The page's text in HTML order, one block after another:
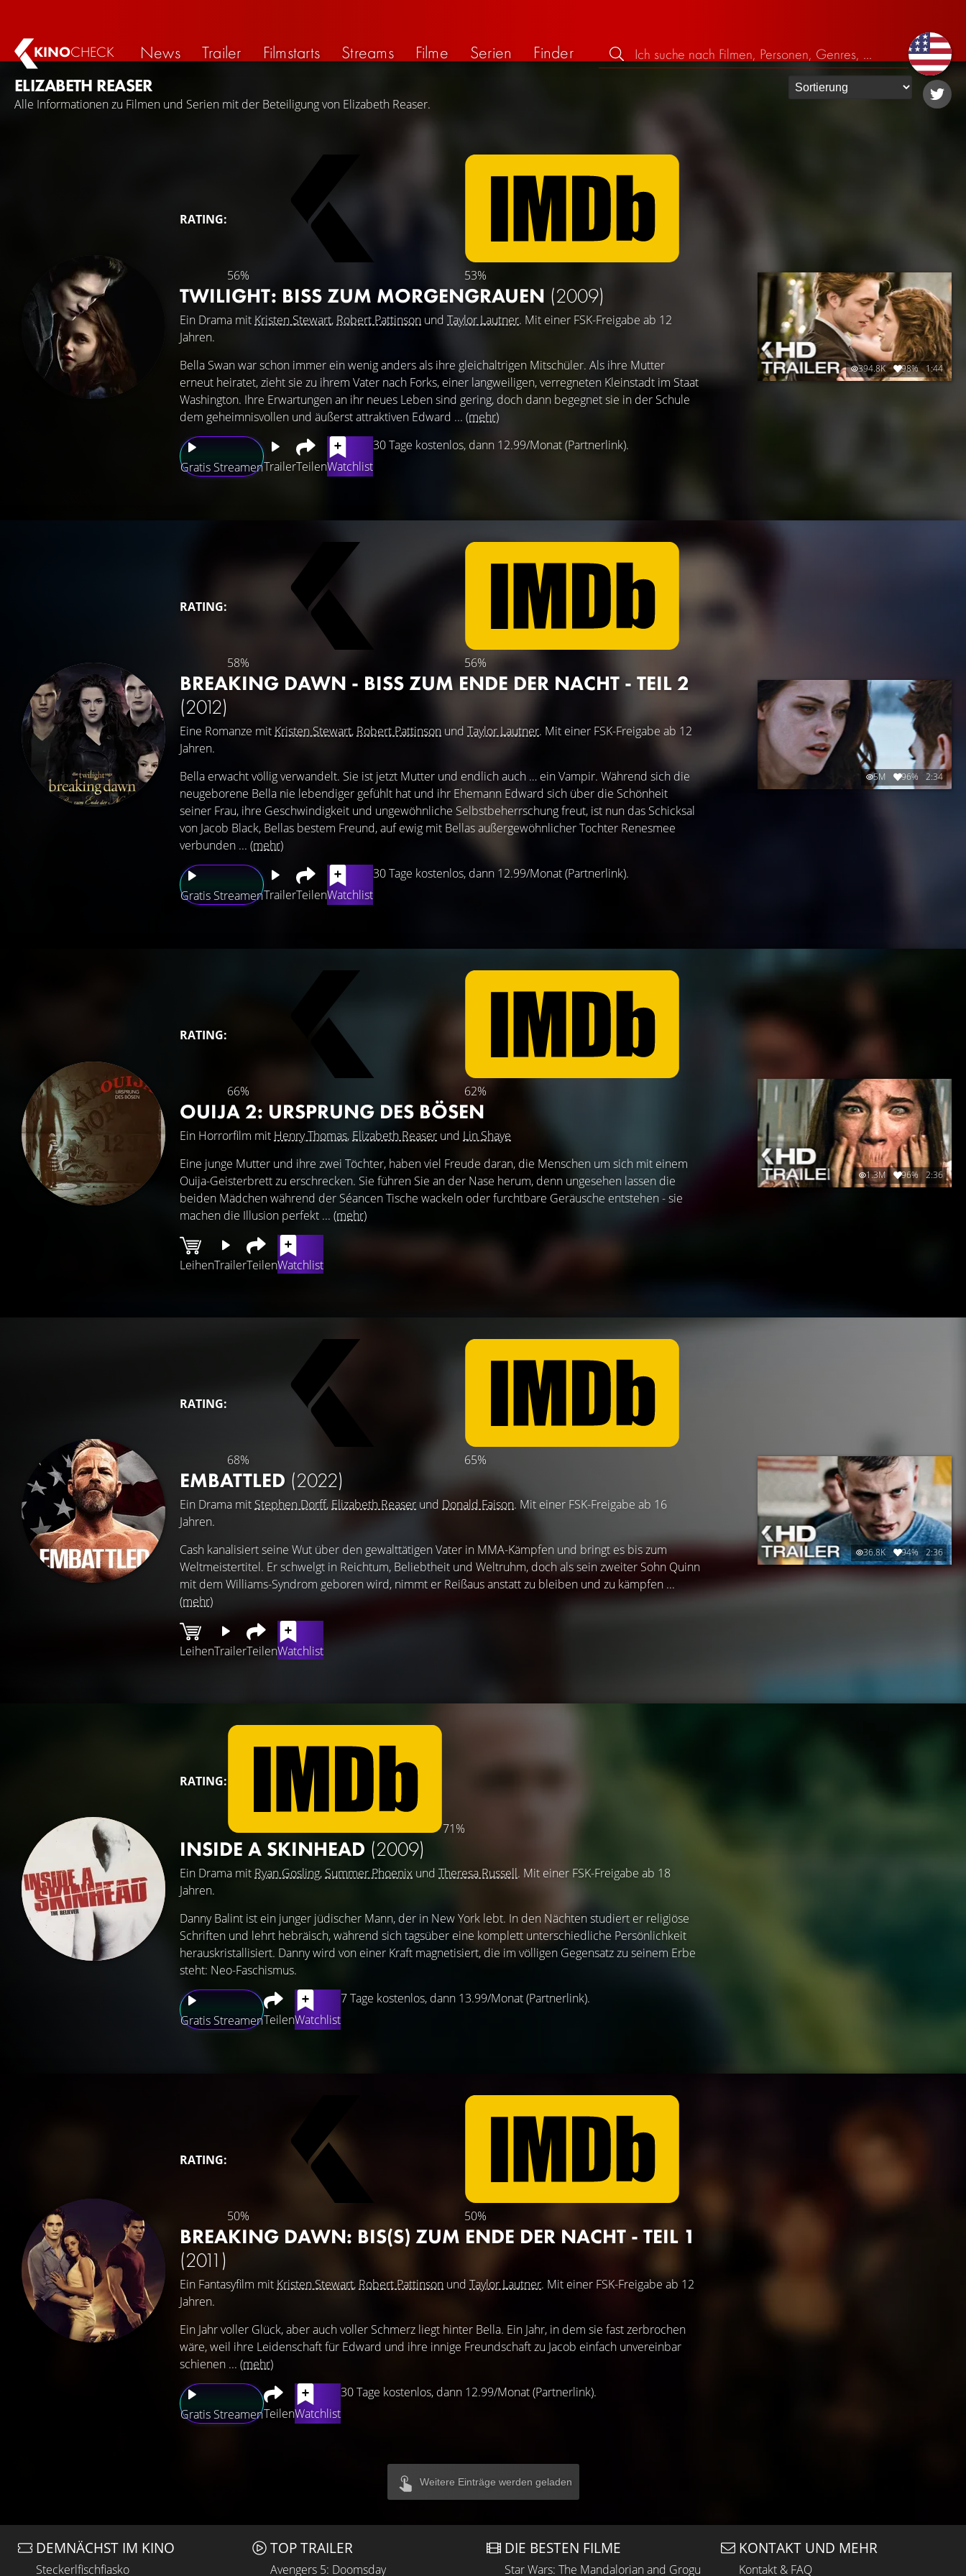
KINOCHECK News Trailer Filmstarts Streams Filme Serien
Finder
ELIZABETH REASER
Alle Informationen zu Filmen und Serien mit der Beteiligung von Elizabeth Reaser.
RATING:
56% 53%
TWILIGHT: BISS ZUM MORGENGRAUEN (2009)
Ein Drama mit Kristen Stewart, Robert Pattinson und Taylor Lautner. Mit einer FSK-Freigabe ab 12
Jahren.
Gratis StreamenTrailerTeilenWatchlist
30 Tage kostenlos, dann 12.99/Monat (Partnerlink).
Bella Swan war schon immer ein wenig anders als ihre gleichaltrigen Mitschüler. Als ihre Mutter
erneut heiratet, zieht sie zu ihrem Vater nach Forks, einer langweiligen, verregneten Kleinstadt im Staat
Washington. Ihre Erwartungen an ihr neues Leben sind gering, doch dann begegnet sie in der Schule
dem geheimnisvollen und äußerst attraktiven Edward ... (mehr)
394.8K 98% 1:44
RATING:
58% 56%
BREAKING DAWN - BISS ZUM ENDE DER NACHT - TEIL 2
(2012)
Eine Romanze mit Kristen Stewart, Robert Pattinson und Taylor Lautner. Mit einer FSK-Freigabe ab 12
Jahren.
Gratis StreamenTrailerTeilenWatchlist
30 Tage kostenlos, dann 12.99/Monat (Partnerlink).
Bella erwacht völlig verwandelt. Sie ist jetzt Mutter und endlich auch … ein Vampir. Während sich die
neugeborene Bella nie lebendiger gefühlt hat und ihr Ehemann Edward sich über die Schönheit
seiner Frau, ihre Geschwindigkeit und ungewöhnliche Selbstbeherrschung freut, ist nun das Schicksal
von Jacob Black, Bellas bestem Freund, auf ewig mit Bellas außergewöhnlicher Tochter Renesmee
verbunden ... (mehr)
5M 96% 2:34
RATING:
66% 62%
OUIJA 2: URSPRUNG DES BÖSEN
Ein Horrorfilm mit Henry Thomas, Elizabeth Reaser und Lin Shaye
LeihenTrailerTeilenWatchlist
Eine junge Mutter und ihre zwei Töchter, haben viel Freude daran, die Menschen um sich mit einem
Ouija-Geisterbrett zu erschrecken. Sie führen Sie an der Nase herum, denn ungesehen lassen die
beiden Mädchen während der Séancen Tische wackeln oder furchtbare Geräusche entstehen - sie
machen die Illusion perfekt ... (mehr)
1.3M 96% 2:36
RATING:
68% 65%
EMBATTLED (2022)
Ein Drama mit Stephen Dorff, Elizabeth Reaser und Donald Faison. Mit einer FSK-Freigabe ab 16
Jahren.
LeihenTrailerTeilenWatchlist
Cash kanalisiert seine Wut über den gewalttätigen Vater in MMA-Kämpfen und bringt es bis zum
Weltmeistertitel. Er schwelgt in Reichtum, Beliebtheit und Weltruhm, doch als sein zweiter Sohn Quinn
mit dem Williams-Syndrom geboren wird, nimmt er Reißaus anstatt zu bleiben und zu kämpfen ...
(mehr)
36.8K 94% 2:36
RATING:
71%
INSIDE A SKINHEAD (2009)
Ein Drama mit Ryan Gosling, Summer Phoenix und Theresa Russell. Mit einer FSK-Freigabe ab 18
Jahren.
Gratis StreamenTeilenWatchlist
7 Tage kostenlos, dann 13.99/Monat (Partnerlink).
Danny Balint ist ein junger jüdischer Mann, der in New York lebt. In den Nächten studiert er religiöse
Schriften und lehrt hebräisch, während sich tagsüber eine komplett unterschiedliche Persönlichkeit
herauskristallisiert. Danny wird von einer Kraft magnetisiert, die im völligen Gegensatz zu seinem Erbe
steht: Neo-Faschismus.
RATING:
50% 50%
BREAKING DAWN: BIS(S) ZUM ENDE DER NACHT - TEIL 1
(2011)
Ein Fantasyfilm mit Kristen Stewart, Robert Pattinson und Taylor Lautner. Mit einer FSK-Freigabe ab 12
Jahren.
Gratis StreamenTeilenWatchlist
30 Tage kostenlos, dann 12.99/Monat (Partnerlink).
Ein Jahr voller Glück, aber auch voller Schmerz liegt hinter Bella. Ein Jahr, in dem sie fast zerbrochen
wäre, weil ihre Leidenschaft für Edward und ihre innige Freundschaft zu Jacob einfach unvereinbar
schienen ... (mehr)
Weitere Einträge werden geladen
DEMNÄCHST IM KINO
Steckerlfischfiasko
TOP TRAILER
Avengers 5: Doomsday
DIE BESTEN FILME
Star Wars: The Mandalorian and Grogu
KONTAKT UND MEHR
Kontakt & FAQ